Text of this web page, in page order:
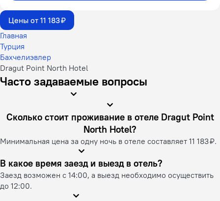
Цены от 11 183 ₽
Главная
Турция
Бахчелиэвлер
Dragut Point North Hotel
Часто задаваемые вопросы
Сколько стоит проживание в отеле Dragut Point
North Hotel?
Минимальная цена за одну ночь в отеле составляет 11 183 ₽.
В какое время заезд и выезд в отель?
Заезд возможен с 14:00, а выезд необходимо осуществить
до 12:00.